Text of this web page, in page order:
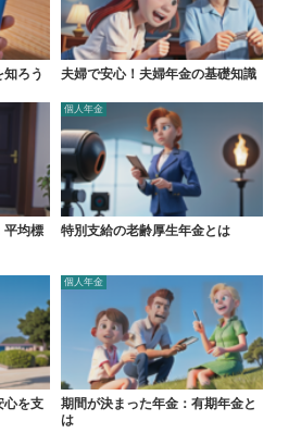
ろう 夫婦で安心！夫婦年金の基礎知識
平均標
個人年金
特別支給の老齢厚生年金とは
心を支
個人年金
期間が決まった年金：有期年金と
は